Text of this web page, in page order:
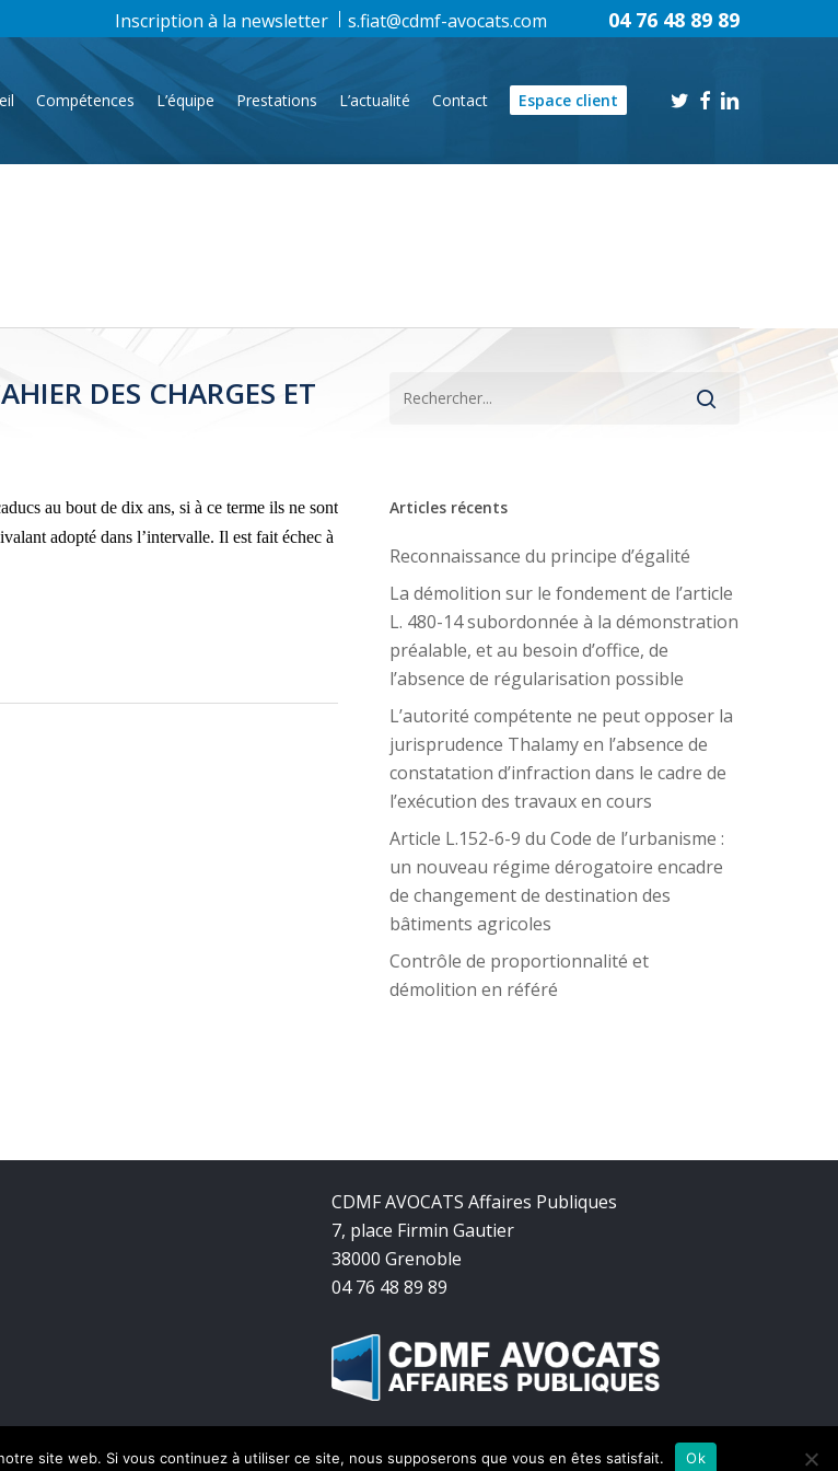
Compétences L’équipe Prestations L’actualité Contact Espace client twitterfacebook
linkedin
Inscription à la newsletter s.fiat@cdmf-avocats.com 04 76 48 89 89
DES CHARGES ET
au bout de dix ans, si à ce terme ils ne sont
adopté dans l’intervalle. Il est fait échec à
Articles récents
Reconnaissance du principe d’égalité
La démolition sur le fondement de l’article
L. 480-14 subordonnée à la démonstration
préalable, et au besoin d’office, de
l’absence de régularisation possible
L’autorité compétente ne peut opposer la
jurisprudence Thalamy en l’absence de
constatation d’infraction dans le cadre de
l’exécution des travaux en cours
Article L.152-6-9 du Code de l’urbanisme :
un nouveau régime dérogatoire encadre
de changement de destination des
bâtiments agricoles
Contrôle de proportionnalité et
démolition en référé
CDMF AVOCATS Affaires Publiques
7, place Firmin Gautier
38000 Grenoble
04 76 48 89 89
site web. Si vous continuez à utiliser ce site, nous supposerons que vous en êtes satisfait. Ok